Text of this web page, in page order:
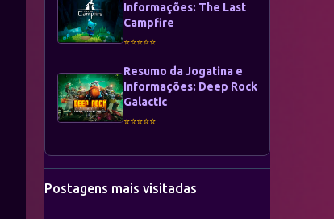
Informações: The Last
Campfire
⭐⭐⭐⭐⭐
Resumo da Jogatina e
Informações: Deep Rock
Galactic
⭐⭐⭐⭐⭐
Postagens mais visitadas